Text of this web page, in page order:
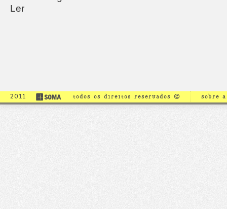
Ler
2011 todos os direitos reservados © sobre